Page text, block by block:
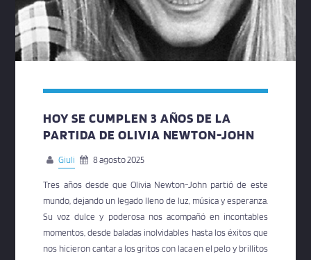
HOY SE CUMPLEN 3 AÑOS DE LA
PARTIDA DE OLIVIA NEWTON-JOHN
Giuli 8 agosto 2025
Tres años desde que Olivia Newton-John partió de este
mundo, dejando un legado lleno de luz, música y esperanza.
Su voz dulce y poderosa nos acompañó en incontables
momentos, desde baladas inolvidables hasta los éxitos que
nos hicieron cantar a los gritos con laca en el pelo y brillitos